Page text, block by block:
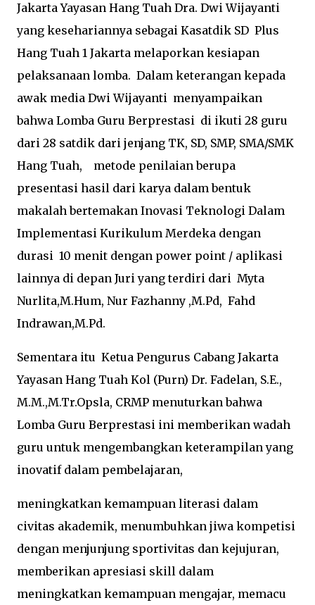
Jakarta Yayasan Hang Tuah Dra. Dwi Wijayanti
yang kesehariannya sebagai Kasatdik SD Plus
Hang Tuah 1 Jakarta melaporkan kesiapan
pelaksanaan lomba. Dalam keterangan kepada
awak media Dwi Wijayanti menyampaikan
bahwa Lomba Guru Berprestasi di ikuti 28 guru
dari 28 satdik dari jenjang TK, SD, SMP, SMA/SMK
Hang Tuah, metode penilaian berupa
presentasi hasil dari karya dalam bentuk
makalah bertemakan Inovasi Teknologi Dalam
Implementasi Kurikulum Merdeka dengan
durasi 10 menit dengan power point / aplikasi
lainnya di depan Juri yang terdiri dari Myta
Nurlita,M.Hum, Nur Fazhanny ,M.Pd, Fahd
Indrawan,M.Pd.
Sementara itu Ketua Pengurus Cabang Jakarta
Yayasan Hang Tuah Kol (Purn) Dr. Fadelan, S.E.,
M.M.,M.Tr.Opsla, CRMP menuturkan bahwa
Lomba Guru Berprestasi ini memberikan wadah
guru untuk mengembangkan keterampilan yang
inovatif dalam pembelajaran,
meningkatkan kemampuan literasi dalam
civitas akademik, menumbuhkan jiwa kompetisi
dengan menjunjung sportivitas dan kejujuran,
memberikan apresiasi skill dalam
meningkatkan kemampuan mengajar, memacu